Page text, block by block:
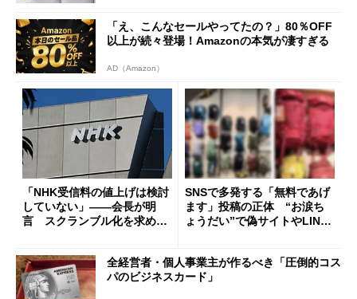
「え、こんなセールやってたの？」80％OFF
以上が続々登場！Amazonの本気が凄すぎる
AD（Amazon）
「NHK受信料の値上げは検討
していない」――会長が明
言 スクランブル化を求める
SNSで多発する「無料であげ
ます」投稿の正体 “お涙ち
ょうだい”で偽サイトやLINE
全経営者・個人事業主が作るべき「圧倒的コス
パのビジネスカード」